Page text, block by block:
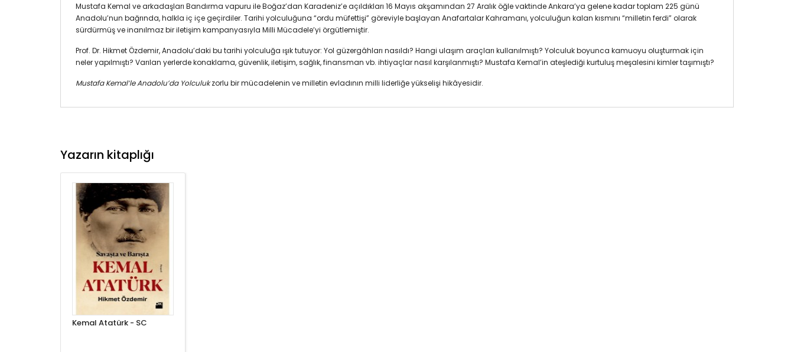
Mustafa Kemal ve arkadaşları Bandırma vapuru ile Boğaz’dan Karadeniz’e açıldıkları 16 Mayıs akşamından 27 Aralık öğle vaktinde Ankara’ya gelene kadar toplam 225 günü
Anadolu’nun bağrında, halkla iç içe geçirdiler. Tarihi yolculuğuna “ordu müfettişi” göreviyle başlayan Anafartalar Kahramanı, yolculuğun kalan kısmını “milletin ferdi” olarak
sürdürmüş ve inanılmaz bir iletişim kampanyasıyla Milli Mücadele’yi örgütlemiştir.
Prof. Dr. Hikmet Özdemir, Anadolu’daki bu tarihi yolculuğa ışık tutuyor: Yol güzergâhları nasıldı? Hangi ulaşım araçları kullanılmıştı? Yolculuk boyunca kamuoyu oluşturmak için
neler yapılmıştı? Varılan yerlerde konaklama, güvenlik, iletişim, sağlık, finansman vb. ihtiyaçlar nasıl karşılanmıştı? Mustafa Kemal’in ateşlediği kurtuluş meşalesini kimler taşımıştı?
Mustafa Kemal’le Anadolu’da Yolculukzorlu bir mücadelenin ve milletin evladının milli liderliğe yükselişi hikâyesidir.
Yazarın kitaplığı
Kemal Atatürk - SC